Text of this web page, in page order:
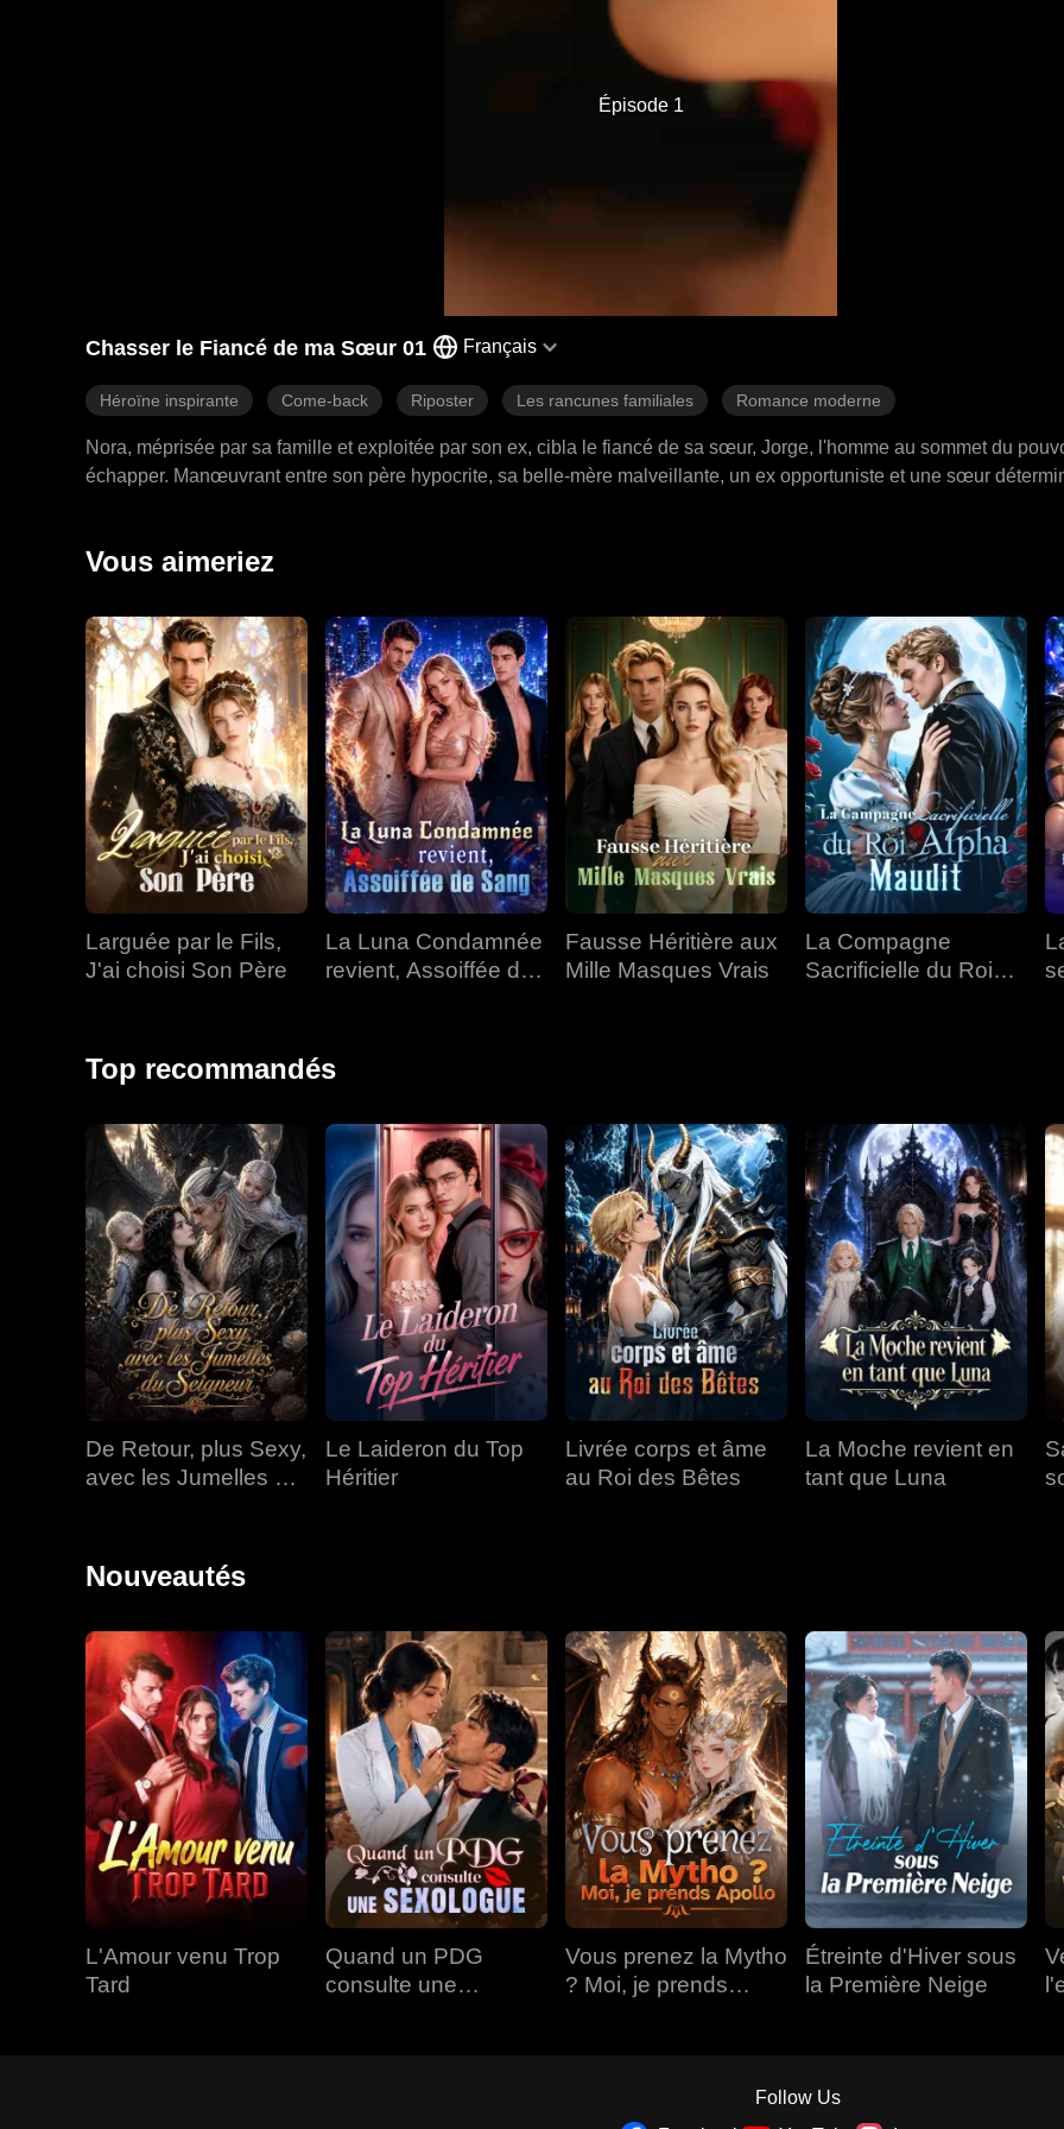
Épisode 1
Chasser le Fiancé de ma Sœur 01 Français
Héroïne inspirante Come-back Riposter Les rancunes familiales Romance moderne
Nora, méprisée par sa famille et exploitée par son ex, cibla le fiancé de sa sœur, Jorge, l'homme au sommet du
échapper. Manœuvrant entre son père hypocrite, sa belle-mère malveillante, un ex opportuniste et une sœur
Vous aimeriez
Larguée par le Fils,
J'ai choisi Son Père
La Luna Condamnée
revient, Assoiffée de
Fausse Héritière aux
Mille Masques Vrais
La Compagne
Sacrificielle du Roi
Top recommandés
De Retour, plus Sexy,
avec les Jumelles du
Le Laideron du Top
Héritier
Livrée corps et âme
au Roi des Bêtes
La Moche revient en
tant que Luna
Nouveautés
L'Amour venu Trop
Tard
Quand un PDG
consulte une
Vous prenez la Mytho
? Moi, je prends
Étreinte d'Hiver sous
la Première Neige
Follow Us